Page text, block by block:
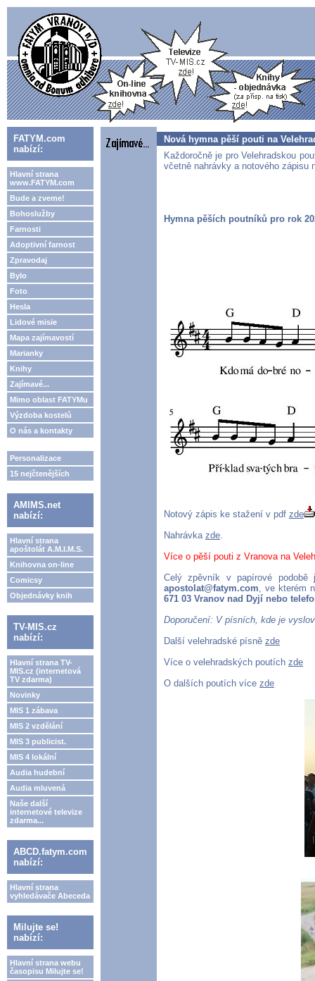
FATYM.com
nabízí:
Hlavní strana
www.FATYM.com
Bude a zveme!
Bohoslužby
Farnosti
Adoptivní farnost
Zpravodaj
Bylo
Foto
Hesla
Lidové misie
Mapa zajímavostí
Marianky
Knihy
Zajímavé...
Mimo oblast FATYMu
Výzdoba kostelů
O nás a kontakty
Personalizace
15 nejčtenějších
AMIMS.net
nabízí:
Hlavní strana
apoštolát A.M.I.M.S.
Knihovna on-line
Comicsy
Objednávky knih
TV-MIS.cz
nabízí:
Hlavní strana TV-
MIS.cz (internetová
TV zdarma)
Novinky
MIS 1 zábava
MIS 2 vzdělání
MIS 3 publicist.
MIS 4 lokální
Audia hudební
Audia mluvená
Naše další
internetové televize
zdarma...
ABCD.fatym.com
nabízí:
Hlavní strana
vyhledávače Abeceda
Milujte se!
nabízí:
Hlavní strana webu
časopisu Milujte se!
Nová hymna pěší pouti na
Každoročně je pro Velehradskou
včetně nahrávky a notového zápisu
Hymna pěších poutníků pro rok
Notový zápis ke stažení v pdf zde
Nahrávka zde.
Více o pěší pouti z Vranova na
Celý zpěvník v papírové
apostolat@fatym.com, ve kterém
671 03 Vranov nad Dyjí nebo
Doporučení: V písních, kde je
Další velehradské písně zde
Více o velehradských poutích zde
O dalších poutích více zde